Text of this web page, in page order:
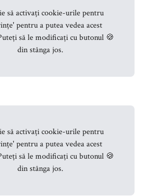
să activați cookie-urile pentru
pentru a putea vedea acest
să le modificați cu butonul 🍪
din stânga jos.
să activați cookie-urile pentru
pentru a putea vedea acest
să le modificați cu butonul 🍪
din stânga jos.